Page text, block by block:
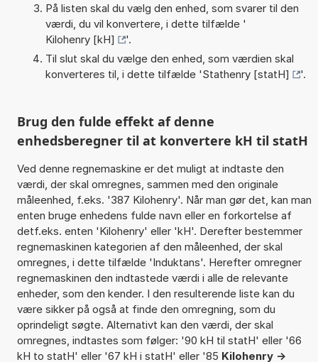
På listen skal du vælg den enhed, som svarer til den
værdi, du vil konvertere, i dette tilfælde '
Kilohenry [kH]
'.
Til slut skal du vælge den enhed, som værdien skal
konverteres til, i dette tilfælde 'Stathenry [statH] '.
Brug den fulde effekt af denne
enhedsberegner til at konvertere kH til statH
Ved denne regnemaskine er det muligt at indtaste den
værdi, der skal omregnes, sammen med den originale
måleenhed, f.eks. '387 Kilohenry'. Når man gør det, kan man
enten bruge enhedens fulde navn eller en forkortelse af
detf.eks. enten 'Kilohenry' eller 'kH'. Derefter bestemmer
regnemaskinen kategorien af den måleenhed, der skal
omregnes, i dette tilfælde 'Induktans'. Herefter omregner
regnemaskinen den indtastede værdi i alle de relevante
enheder, som den kender. I den resulterende liste kan du
være sikker på også at finde den omregning, som du
oprindeligt søgte. Alternativt kan den værdi, der skal
omregnes, indtastes som følger: '90 kH til statH' eller '66
kH to statH' eller '67 kH i statH' eller '85 Kilohenry ->